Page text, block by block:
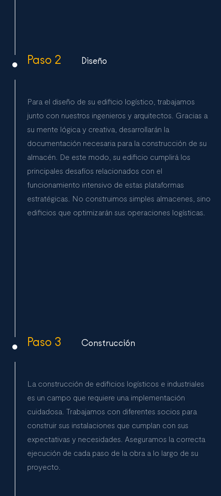
Paso 2 Diseño
Para el diseño de su edificio logístico, trabajamos
junto con nuestros ingenieros y arquitectos. Gracias a
su mente lógica y creativa, desarrollarán la
documentación necesaria para la construcción de su
almacén. De este modo, su edificio cumplirá los
principales desafíos relacionados con el
funcionamiento intensivo de estas plataformas
estratégicas. No construimos simples almacenes, sino
edificios que optimizarán sus operaciones logísticas.
Paso 3 Construcción
La construcción de edificios logísticos e industriales
es un campo que requiere una implementación
cuidadosa. Trabajamos con diferentes socios para
construir sus instalaciones que cumplan con sus
expectativas y necesidades. Aseguramos la correcta
ejecución de cada paso de la obra a lo largo de su
proyecto.